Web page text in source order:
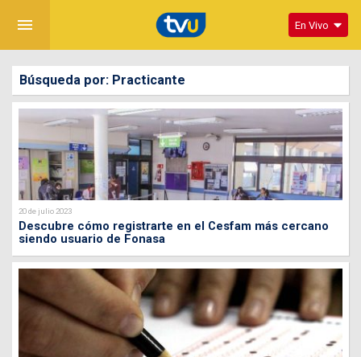
menu En Vivo
Búsqueda por: Practicante
20 de julio 2023
Descubre cómo registrarte en el Cesfam más cercano
siendo usuario de Fonasa